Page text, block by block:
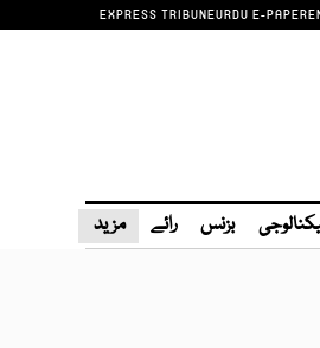
EXPRESS TRIBUNEURDU E-PAPER
بزنس رائے مزید